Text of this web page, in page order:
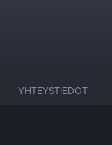
YHTEYSTIEDOT